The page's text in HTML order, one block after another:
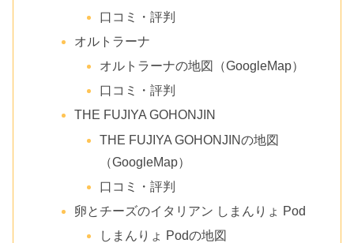
口コミ・評判
オルトラーナ
オルトラーナの地図（GoogleMap）
口コミ・評判
THE FUJIYA GOHONJIN
THE FUJIYA GOHONJINの地図
（GoogleMap）
口コミ・評判
卵とチーズのイタリアン しまんりょ Pod
しまんりょ Podの地図